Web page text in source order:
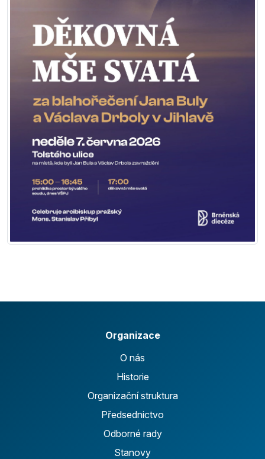
Organizace
O nás
Historie
Organizační struktura
Předsednictvo
Odborné rady
Stanovy